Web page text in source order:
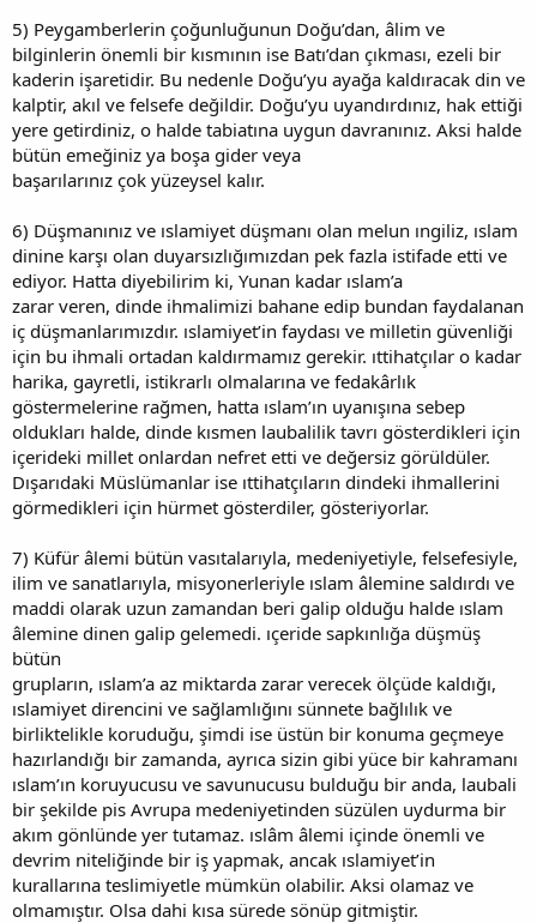
5) Peygamberlerin çoğunluğunun Doğu’dan, âlim ve
bilginlerin önemli bir kısmının ise Batı’dan çıkması, ezeli bir
kaderin işaretidir. Bu nedenle Doğu’yu ayağa kaldıracak din ve
kalptir, akıl ve felsefe değildir. Doğu’yu uyandırdınız, hak ettiği
yere getirdiniz, o halde tabiatına uygun davranınız. Aksi halde
bütün emeğiniz ya boşa gider veya
başarılarınız çok yüzeysel kalır.
6) Düşmanınız ve ıslamiyet düşmanı olan melun ıngiliz, ıslam
dinine karşı olan duyarsızlığımızdan pek fazla istifade etti ve
ediyor. Hatta diyebilirim ki, Yunan kadar ıslam’a
zarar veren, dinde ihmalimizi bahane edip bundan faydalanan
iç düşmanlarımızdır. ıslamiyet’in faydası ve milletin güvenliği
için bu ihmali ortadan kaldırmamız gerekir. ıttihatçılar o kadar
harika, gayretli, istikrarlı olmalarına ve fedakârlık
göstermelerine rağmen, hatta ıslam’ın uyanışına sebep
oldukları halde, dinde kısmen laubalilik tavrı gösterdikleri için
içerideki millet onlardan nefret etti ve değersiz görüldüler.
Dışarıdaki Müslümanlar ise ıttihatçıların dindeki ihmallerini
görmedikleri için hürmet gösterdiler, gösteriyorlar.
7) Küfür âlemi bütün vasıtalarıyla, medeniyetiyle, felsefesiyle,
ilim ve sanatlarıyla, misyonerleriyle ıslam âlemine saldırdı ve
maddi olarak uzun zamandan beri galip olduğu halde ıslam
âlemine dinen galip gelemedi. ıçeride sapkınlığa düşmüş
bütün
grupların, ıslam’a az miktarda zarar verecek ölçüde kaldığı,
ıslamiyet direncini ve sağlamlığını sünnete bağlılık ve
birliktelikle koruduğu, şimdi ise üstün bir konuma geçmeye
hazırlandığı bir zamanda, ayrıca sizin gibi yüce bir kahramanı
ıslam’ın koruyucusu ve savunucusu bulduğu bir anda, laubali
bir şekilde pis Avrupa medeniyetinden süzülen uydurma bir
akım gönlünde yer tutamaz. ıslâm âlemi içinde önemli ve
devrim niteliğinde bir iş yapmak, ancak ıslamiyet’in
kurallarına teslimiyetle mümkün olabilir. Aksi olamaz ve
olmamıştır. Olsa dahi kısa sürede sönüp gitmiştir.